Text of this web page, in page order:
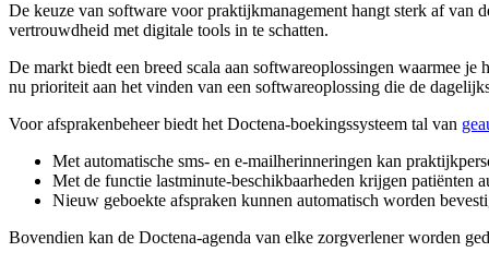
De keuze van software voor praktijkmanagement hangt sterk af van
vertrouwdheid met digitale tools in te schatten.
De markt biedt een breed scala aan softwareoplossingen waarmee
nu prioriteit aan het vinden van een softwareoplossing die de
Voor afsprakenbeheer biedt het Doctena-boekingssysteem tal van
Met automatische sms- en e-mailherinneringen kan
Met de functie lastminute-beschikbaarheden krijgen patiënten
Nieuw geboekte afspraken kunnen automatisch worden
Bovendien kan de Doctena-agenda van elke zorgverlener worden